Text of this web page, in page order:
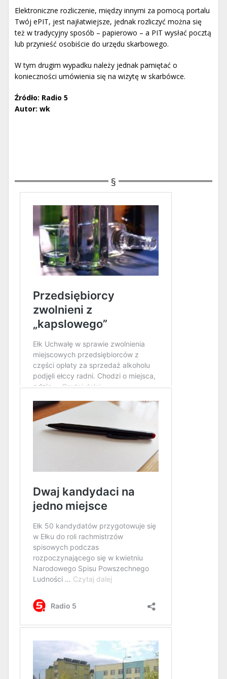
Elektroniczne rozliczenie, między innymi za pomocą portalu
Twój ePIT, jest najłatwiejsze, jednak rozliczyć można się
też w tradycyjny sposób – papierowo – a PIT wysłać pocztą
lub przynieść osobiście do urzędu skarbowego.
W tym drugim wypadku należy jednak pamiętać o
konieczności umówienia się na wizytę w skarbówce.
Źródło: Radio 5
Autor: wk